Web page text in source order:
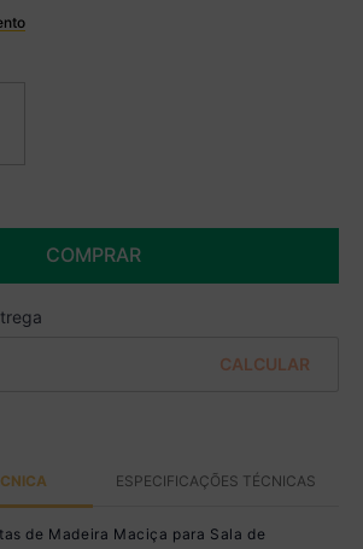
Boleto
COMPRAR
ESPECIFICAÇÕES TÉCNICAS
de Madeira Maciça para Sala de